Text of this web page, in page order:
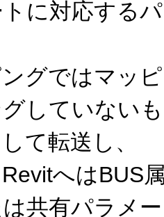
に対応する
ではマッピ
ていないも
て転送し、
へはBUS属
共有パラメ